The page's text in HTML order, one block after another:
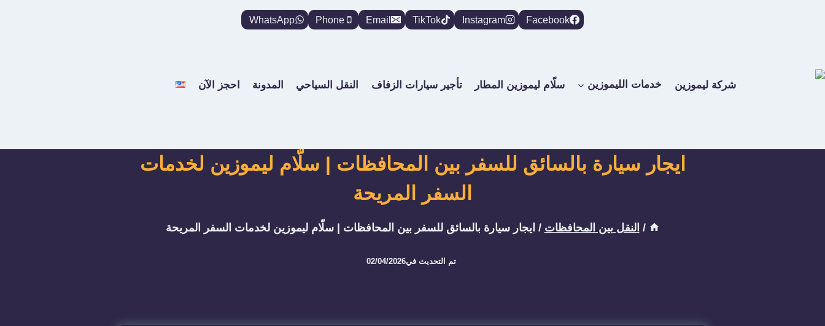
Facebook
Instagram
TikTok
Email
Phone
WhatsApp
شركة ليموزين خدمات الليموزين سلّام ليموزين المطار تأجير سيارات الزفاف النقل السياحي المدونة احجز الآن
ايجار سيارة بالسائق للسفر بين المحافظات | سلّام ليموزين لخدمات
السفر المريحة
/ النقل بين المحافظات / ايجار سيارة بالسائق للسفر بين المحافظات | سلّام ليموزين لخدمات السفر المريحة
تم التحديث في02/04/2026